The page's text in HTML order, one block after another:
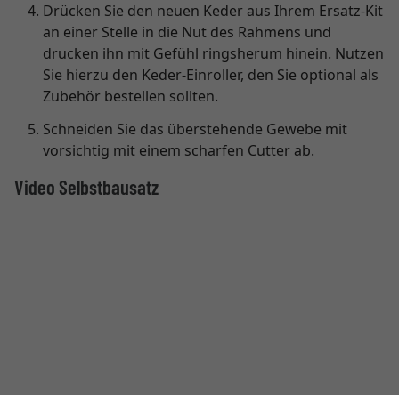
Drücken Sie den neuen Keder aus Ihrem Ersatz-Kit
an einer Stelle in die Nut des Rahmens und
drucken ihn mit Gefühl ringsherum hinein. Nutzen
Sie hierzu den Keder-Einroller, den Sie optional als
Zubehör bestellen sollten.
Schneiden Sie das überstehende Gewebe mit
vorsichtig mit einem scharfen Cutter ab.
Video Selbstbausatz